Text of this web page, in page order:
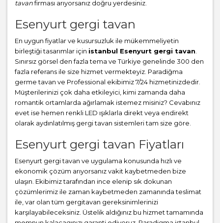
tavanfirması arıyorsanız doğru yerdesiniz.
Esenyurt gergi tavan
En uygun fiyatlar ve kusursuzluk ile mükemmeliyetin
birleştiği tasarımlar için istanbul Esenyurt gergi tavan
Sınırsız görsel den fazla tema ve Türkiye genelinde 300 den
fazla referans ile size hizmet vermekteyiz. Paradiğma
germe tavan ve Professional ekibimiz 7/24 hizmetinizdedir.
Müşterilerinizi çok daha etkileyici, kimi zamanda daha
romantik ortamlarda ağırlamak istemez misiniz? Cevabınız
evet ise hemen renkli LED ışıklarla direkt veya endirekt
olarak aydınlatılmış gergi tavan sistemleri tam size göre.
Esenyurt gergi tavan Fiyatları
Esenyurt gergi tavan ve uygulama konusunda hızlı ve
ekonomik çözüm arıyorsanız vakit kaybetmeden bize
ulaşın. Ekibimiz tarafından ince elenip sık dokunan
çözümlerimiz ile zaman kaybetmeden zamanında teslimat
ile, var olan tüm gergitavan gereksinimlerinizi
karşılayabileceksiniz. Üstelik aldığınız bu hizmet tamamında